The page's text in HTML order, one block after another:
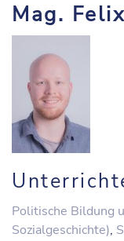
Mag.
Politische Bildung
Sozialgeschichte),